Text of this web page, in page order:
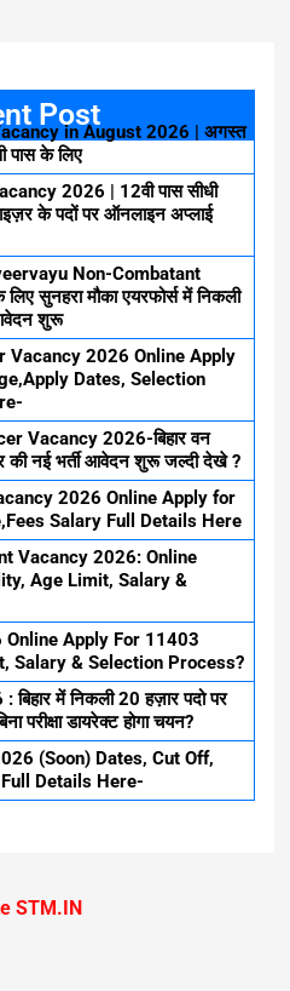
Postin August 2026 | अगस्त
पास के लिए
2026 | 12वी पास सीधी
के पदों पर ऑनलाइन अप्लाई
Non-Combatant
सुनहरा मौका एयरफोर्स में निकली
आवेदन शुरू
Vacancy 2026 Online Apply
Dates, Selection
Vacancy 2026-बिहार वन
की नई भर्ती आवेदन शुरू जल्दी देखे ?
2026 Online Apply for
Salary Full Details Here
Vacancy 2026: Online
Age Limit, Salary &
Apply For 11403
Salary & Selection Process?
में निकली 20 हज़ार पदो पर
परीक्षा डायरेक्ट होगा चयन?
(Soon) Dates, Cut Off,
Details Here-
STM.IN